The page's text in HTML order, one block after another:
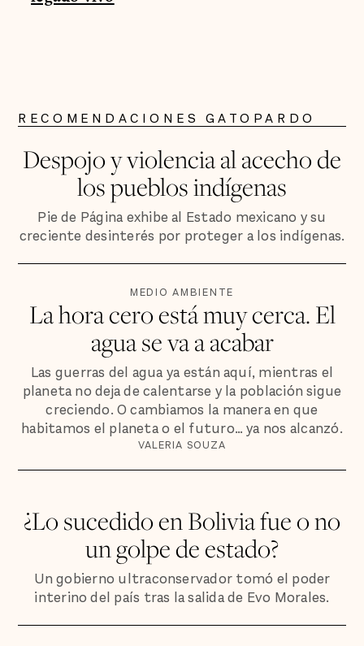
RECOMENDACIONES GATOPARDO
Despojo y violencia al acecho de
los pueblos indígenas
Pie de Página exhibe al Estado mexicano y su
creciente desinterés por proteger a los indígenas.
MEDIO AMBIENTE
La hora cero está muy cerca. El
agua se va a acabar
Las guerras del agua ya están aquí, mientras el
planeta no deja de calentarse y la población sigue
creciendo. O cambiamos la manera en que
habitamos el planeta o el futuro… ya nos alcanzó.
VALERIA SOUZA
¿Lo sucedido en Bolivia fue o no
un golpe de estado?
Un gobierno ultraconservador tomó el poder
interino del país tras la salida de Evo Morales.